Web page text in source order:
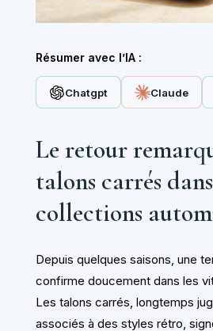
Résumer avec l’IA :
Chatgpt Claude
Le retour
talons carrés
collections
Depuis quelques saisons, une
confirme doucement dans les
Les talons carrés, longtemps
associés à des styles rétro,